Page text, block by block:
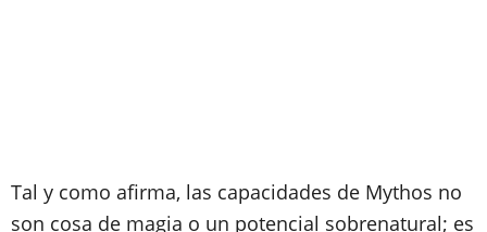
Tal y como afirma, las capacidades de Mythos no
son cosa de magia o un potencial sobrenatural; es